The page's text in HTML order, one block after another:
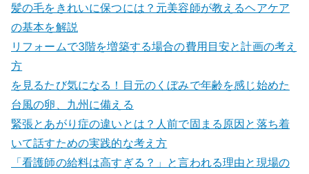
髪の毛をきれいに保つには？元美容師が教えるヘアケア
の基本を解説
リフォームで3階を増築する場合の費用目安と計画の考え
方
を見るたび気になる！目元のくぼみで年齢を感じ始めた
台風の卵、九州に備える
緊張とあがり症の違いとは？人前で固まる原因と落ち着
いて話すための実践的な考え方
「看護師の給料は高すぎる？」と言われる理由と現場の